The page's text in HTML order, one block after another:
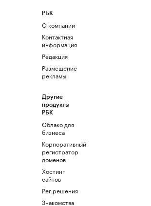
РБК
О компании
Контактная
информация
Редакция
Размещение
рекламы
Другие
продукты
РБК
Облако для
бизнеса
Корпоративный
регистратор
доменов
Хостинг
сайтов
Рег.решения
Знакомства